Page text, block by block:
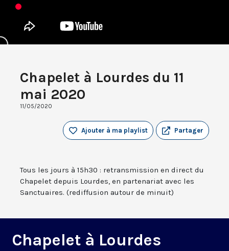
Chapelet à Lourdes du 11
mai 2020
11/05/2020
Partager
Ajouter à ma playlist
Tous les jours à 15h30 : retransmission en direct du
Chapelet depuis Lourdes, en partenariat avec les
Sanctuaires. (rediffusion autour de minuit)
Chapelet à Lourdes